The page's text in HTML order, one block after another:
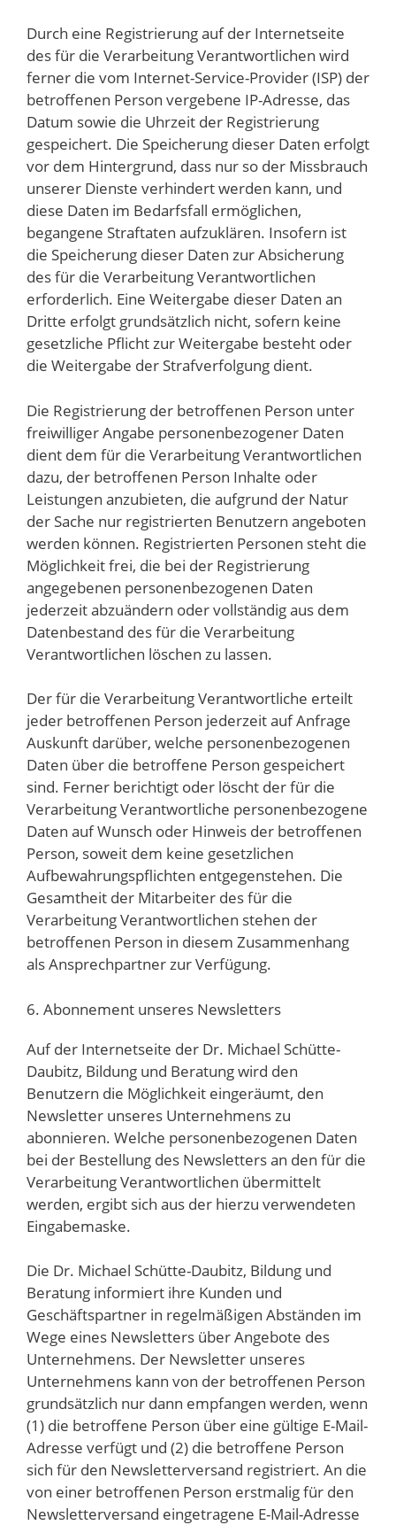
Durch eine Registrierung auf der Internetseite
des für die Verarbeitung Verantwortlichen wird
ferner die vom Internet-Service-Provider (ISP) der
betroffenen Person vergebene IP-Adresse, das
Datum sowie die Uhrzeit der Registrierung
gespeichert. Die Speicherung dieser Daten erfolgt
vor dem Hintergrund, dass nur so der Missbrauch
unserer Dienste verhindert werden kann, und
diese Daten im Bedarfsfall ermöglichen,
begangene Straftaten aufzuklären. Insofern ist
die Speicherung dieser Daten zur Absicherung
des für die Verarbeitung Verantwortlichen
erforderlich. Eine Weitergabe dieser Daten an
Dritte erfolgt grundsätzlich nicht, sofern keine
gesetzliche Pflicht zur Weitergabe besteht oder
die Weitergabe der Strafverfolgung dient.
Die Registrierung der betroffenen Person unter
freiwilliger Angabe personenbezogener Daten
dient dem für die Verarbeitung Verantwortlichen
dazu, der betroffenen Person Inhalte oder
Leistungen anzubieten, die aufgrund der Natur
der Sache nur registrierten Benutzern angeboten
werden können. Registrierten Personen steht die
Möglichkeit frei, die bei der Registrierung
angegebenen personenbezogenen Daten
jederzeit abzuändern oder vollständig aus dem
Datenbestand des für die Verarbeitung
Verantwortlichen löschen zu lassen.
Der für die Verarbeitung Verantwortliche erteilt
jeder betroffenen Person jederzeit auf Anfrage
Auskunft darüber, welche personenbezogenen
Daten über die betroffene Person gespeichert
sind. Ferner berichtigt oder löscht der für die
Verarbeitung Verantwortliche personenbezogene
Daten auf Wunsch oder Hinweis der betroffenen
Person, soweit dem keine gesetzlichen
Aufbewahrungspflichten entgegenstehen. Die
Gesamtheit der Mitarbeiter des für die
Verarbeitung Verantwortlichen stehen der
betroffenen Person in diesem Zusammenhang
als Ansprechpartner zur Verfügung.
6. Abonnement unseres Newsletters
Auf der Internetseite der Dr. Michael Schütte-
Daubitz, Bildung und Beratung wird den
Benutzern die Möglichkeit eingeräumt, den
Newsletter unseres Unternehmens zu
abonnieren. Welche personenbezogenen Daten
bei der Bestellung des Newsletters an den für die
Verarbeitung Verantwortlichen übermittelt
werden, ergibt sich aus der hierzu verwendeten
Eingabemaske.
Die Dr. Michael Schütte-Daubitz, Bildung und
Beratung informiert ihre Kunden und
Geschäftspartner in regelmäßigen Abständen im
Wege eines Newsletters über Angebote des
Unternehmens. Der Newsletter unseres
Unternehmens kann von der betroffenen Person
grundsätzlich nur dann empfangen werden, wenn
(1) die betroffene Person über eine gültige E-Mail-
Adresse verfügt und (2) die betroffene Person
sich für den Newsletterversand registriert. An die
von einer betroffenen Person erstmalig für den
Newsletterversand eingetragene E-Mail-Adresse